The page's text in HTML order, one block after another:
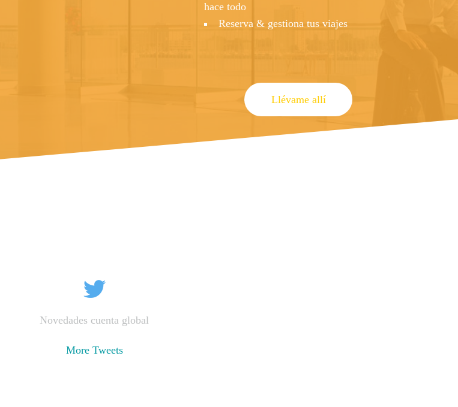
hace todo
Reserva & gestiona tus viajes
Llévame allí
Novedades cuenta global
More Tweets